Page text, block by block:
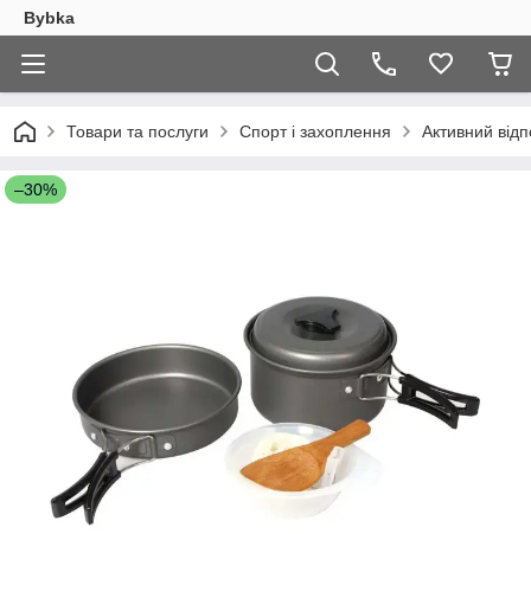
Bybka
Товари та послуги Спорт і захоплення Активний
–30%